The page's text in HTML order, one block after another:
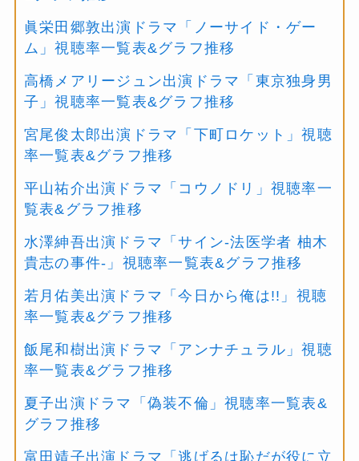
眞栄田郷敦出演ドラマ「ノーサイド・ゲー
ム」視聴率一覧表&グラフ推移
高橋メアリージュン出演ドラマ「東京独身男
子」視聴率一覧表&グラフ推移
宮尾俊太郎出演ドラマ「下町ロケット」視聴
率一覧表&グラフ推移
平山祐介出演ドラマ「コウノドリ」視聴率一
覧表&グラフ推移
水澤紳吾出演ドラマ「サイン-法医学者 柚木
貴志の事件-」視聴率一覧表&グラフ推移
若月佑美出演ドラマ「今日から俺は!!」視聴
率一覧表&グラフ推移
飯尾和樹出演ドラマ「アンナチュラル」視聴
率一覧表&グラフ推移
夏子出演ドラマ「偽装不倫」視聴率一覧表&
グラフ推移
富田靖子出演ドラマ「逃げるは恥だが役に立